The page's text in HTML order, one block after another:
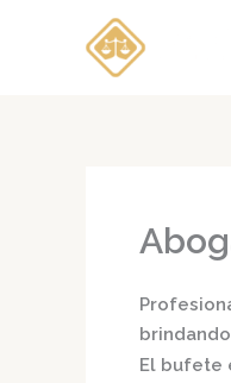
El bufete